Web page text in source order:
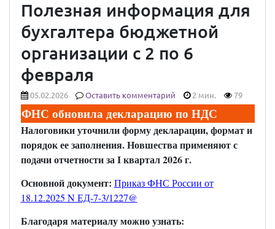
Полезная информация для
бухгалтера бюджетной
организации с 2 по 6
февраля
05.02.2026 Оставить комментарий 2 мин. 79
ФНС обновила декларацию по НДС
Налоговики уточнили форму декларации, формат и
порядок ее заполнения. Новшества применяют с
подачи отчетности за I квартал 2026 г.
Основной документ: Приказ ФНС России от
18.12.2025 N ЕД-7-3/1227@
Благодаря материалу можно узнать: